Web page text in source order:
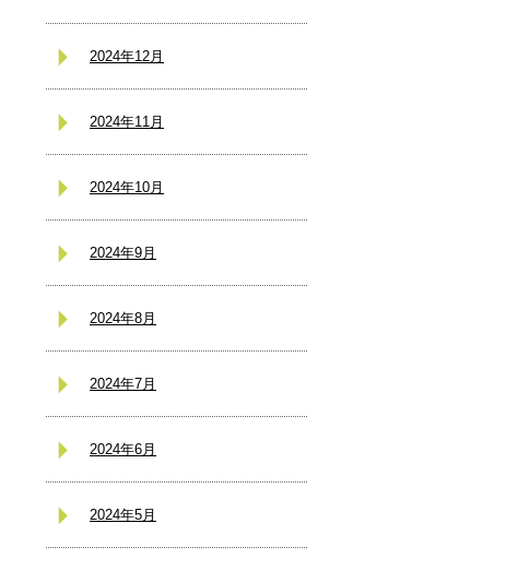
2024年12月
2024年11月
2024年10月
2024年9月
2024年8月
2024年7月
2024年6月
2024年5月